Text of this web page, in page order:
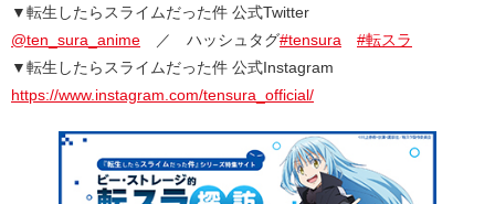
▼転生したらスライムだった件 公式Twitter
@ten_sura_anime ／ ハッシュタグ#tensura
#転スラ
▼転生したらスライムだった件 公式Instagram
https://www.instagram.com/tensura_official/